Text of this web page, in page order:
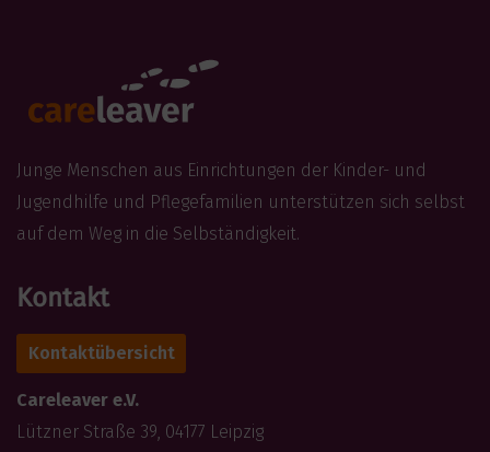
Junge Menschen aus Einrichtungen der Kinder- und
Jugendhilfe und Pflegefamilien unterstützen sich selbst
auf dem Weg in die Selbständigkeit.
Kontakt
Kontaktübersicht
Careleaver e.V.
Lützner Straße 39, 04177 Leipzig